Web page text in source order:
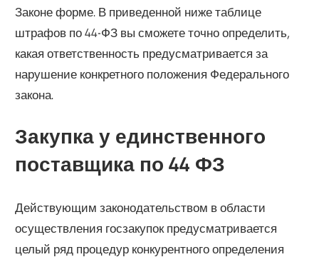
Законе форме. В приведенной ниже таблице
штрафов по 44-ФЗ вы сможете точно определить,
какая ответственность предусматривается за
нарушение конкретного положения Федерального
закона.
Закупка у единственного
поставщика по 44 ФЗ
Действующим законодательством в области
осуществления госзакупок предусматривается
целый ряд процедур конкурентного определения